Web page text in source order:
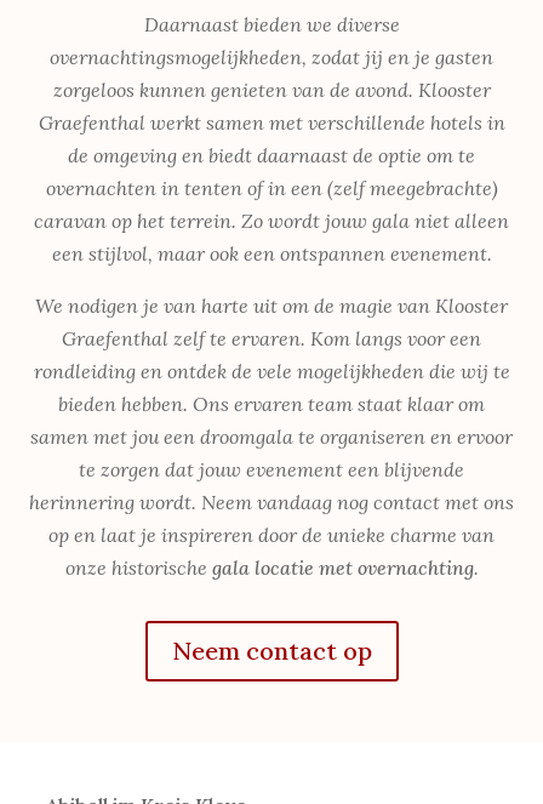
Daarnaast bieden we diverse
overnachtingsmogelijkheden, zodat jij en je gasten
zorgeloos kunnen genieten van de avond. Klooster
Graefenthal werkt samen met verschillende hotels in
de omgeving en biedt daarnaast de optie om te
overnachten in tenten of in een (zelf meegebrachte)
caravan op het terrein. Zo wordt jouw gala niet alleen
een stijlvol, maar ook een ontspannen evenement.
We nodigen je van harte uit om de magie van Klooster
Graefenthal zelf te ervaren. Kom langs voor een
rondleiding en ontdek de vele mogelijkheden die wij te
bieden hebben. Ons ervaren team staat klaar om
samen met jou een droomgala te organiseren en ervoor
te zorgen dat jouw evenement een blijvende
herinnering wordt. Neem vandaag nog contact met ons
op en laat je inspireren door de unieke charme van
onze historische gala locatie met overnachting.
Neem contact op